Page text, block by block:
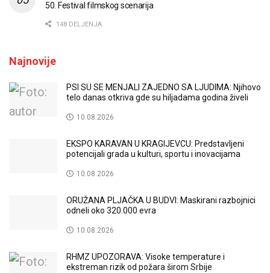
50. Festival filmskog scenarija
148 DELJENJA
Najnovije
PSI SU SE MENJALI ZAJEDNO SA LJUDIMA: Njihovo
telo danas otkriva gde su hiljadama godina živeli
10.08.2026
EKSPO KARAVAN U KRAGIJEVCU: Predstavljeni
potencijali grada u kulturi, sportu i inovacijama
10.08.2026
ORUŽANA PLJAČKA U BUDVI: Maskirani razbojnici
odneli oko 320.000 evra
10.08.2026
RHMZ UPOZORAVA: Visoke temperature i
ekstreman rizik od požara širom Srbije